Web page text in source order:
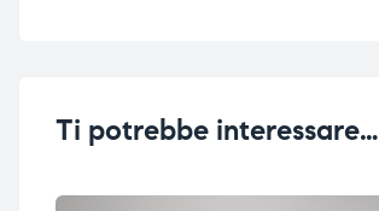
Ti potrebbe interessare…